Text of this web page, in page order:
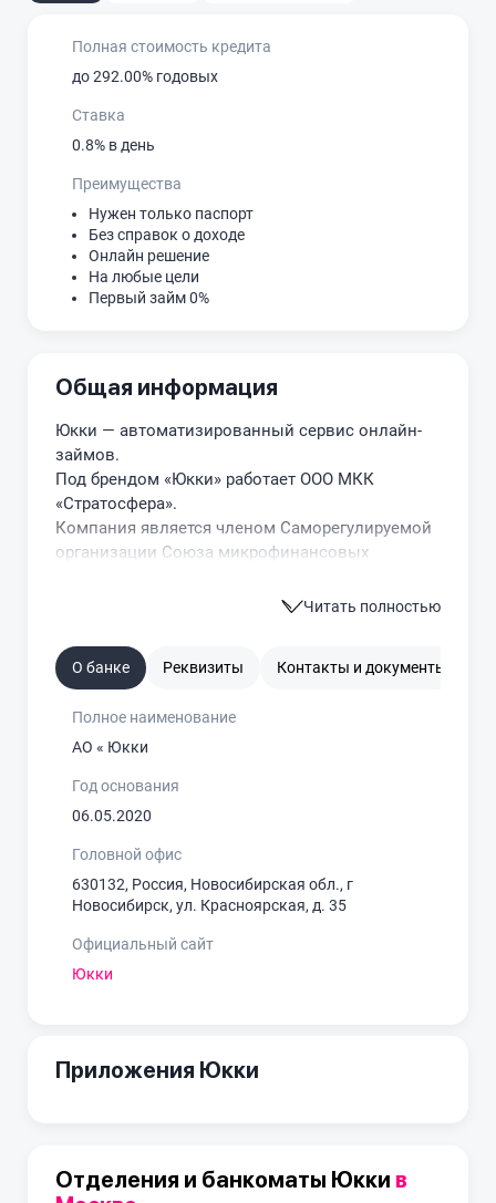
Полная стоимость кредита
до 292.00% годовых
Ставка
0.8% в день
Преимущества
Нужен только паспорт
Без справок о доходе
Онлайн решение
На любые цели
Первый займ 0%
Общая информация
Юкки — автоматизированный сервис онлайн-
займов.
Под брендом «Юкки» работает ООО МКК
«Стратосфера».
Компания является членом Саморегулируемой
организации Союза микрофинансовых
Читать полностью
О банке Реквизиты Контакты и документы
Полное наименование
АО « Юкки
Год основания
06.05.2020
Головной офис
630132, Россия, Новосибирская обл., г
Новосибирск, ул. Красноярская, д. 35
Официальный сайт
Юкки
Приложения Юкки
Отделения и банкоматы Юкки в